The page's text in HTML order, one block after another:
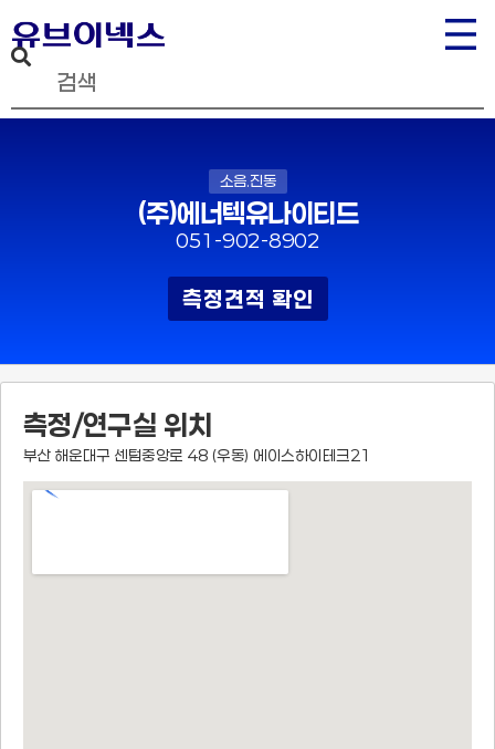
소음.진동
(주)에너텍유나이티드
051-902-8902
측정견적 확인
측정/연구실 위치
부산 해운대구 센텀중앙로 48 (우동) 에이스하이테크21